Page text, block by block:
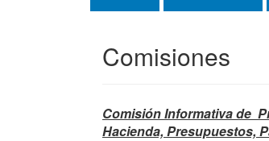
Comisiones
Comisión Informativa de
Hacienda, Presupuestos,